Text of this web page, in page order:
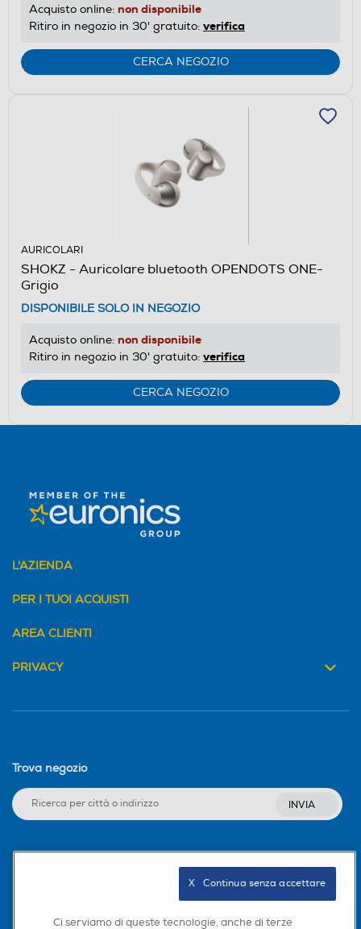
Acquisto online: non disponibile
Ritiro in negozio in 30' gratuito: verifica
CERCA NEGOZIO
AURICOLARI
SHOKZ - Auricolare bluetooth OPENDOTS ONE-
Grigio
DISPONIBILE SOLO IN NEGOZIO
Acquisto online: non disponibile
Ritiro in negozio in 30' gratuito: verifica
CERCA NEGOZIO
L'AZIENDA
PER I TUOI ACQUISTI
AREA CLIENTI
PRIVACY
Trova negozio
INVIA
Ci serviamo di queste tecnologie, anche di terze
X   Continua senza accettare